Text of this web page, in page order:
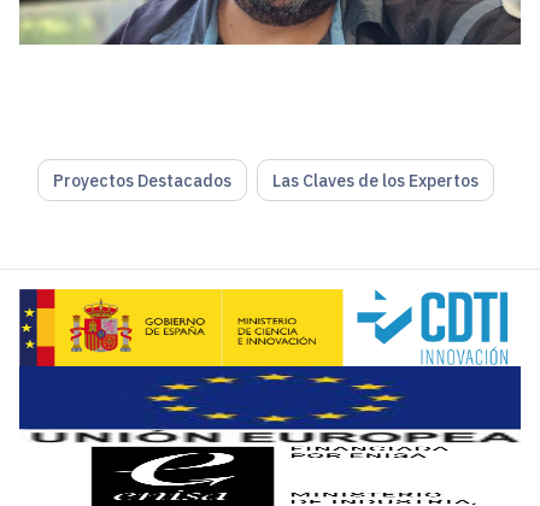
Trabajo en el área de transformación digital dentro del
2.-¿Cuáles son los principales desafíos a los que te
Obviando la falta de CAPEX, nunca hay suficiente, sin
Proyectos Destacados Las Claves de los Expertos